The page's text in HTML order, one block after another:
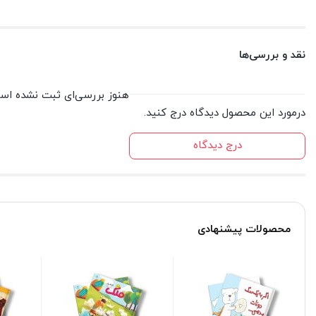
نقد و بررسی‌ها
درمورد این محصول دیدگاه درج کنید.
درج دیدگاه
هنوز بررسی‌ای ثبت نشده
محصولات پیشنهادی